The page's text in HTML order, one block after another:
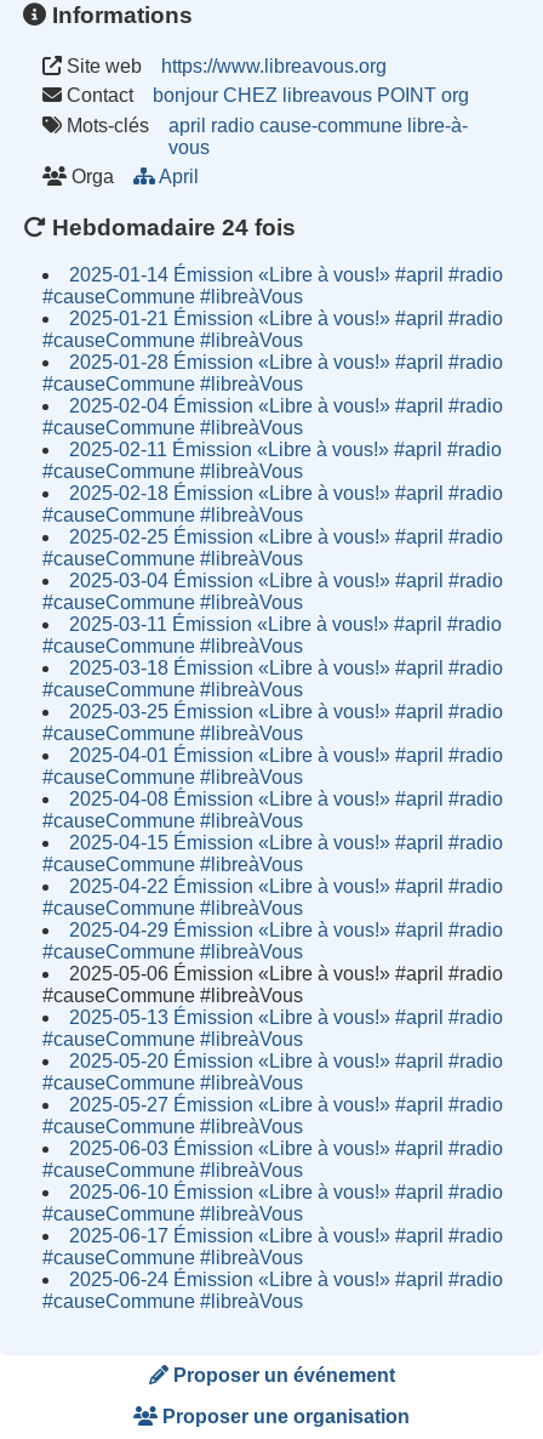
Informations
Site web
https://www.libreavous.org
Contact
bonjour CHEZ libreavous POINT org
Mots-clés
april radio cause-commune libre-à-
vous
Orga
April
Hebdomadaire 24 fois
2025-01-14 Émission «Libre à vous!» #april #radio
#causeCommune #libreàVous
2025-01-21 Émission «Libre à vous!» #april #radio
#causeCommune #libreàVous
2025-01-28 Émission «Libre à vous!» #april #radio
#causeCommune #libreàVous
2025-02-04 Émission «Libre à vous!» #april #radio
#causeCommune #libreàVous
2025-02-11 Émission «Libre à vous!» #april #radio
#causeCommune #libreàVous
2025-02-18 Émission «Libre à vous!» #april #radio
#causeCommune #libreàVous
2025-02-25 Émission «Libre à vous!» #april #radio
#causeCommune #libreàVous
2025-03-04 Émission «Libre à vous!» #april #radio
#causeCommune #libreàVous
2025-03-11 Émission «Libre à vous!» #april #radio
#causeCommune #libreàVous
2025-03-18 Émission «Libre à vous!» #april #radio
#causeCommune #libreàVous
2025-03-25 Émission «Libre à vous!» #april #radio
#causeCommune #libreàVous
2025-04-01 Émission «Libre à vous!» #april #radio
#causeCommune #libreàVous
2025-04-08 Émission «Libre à vous!» #april #radio
#causeCommune #libreàVous
2025-04-15 Émission «Libre à vous!» #april #radio
#causeCommune #libreàVous
2025-04-22 Émission «Libre à vous!» #april #radio
#causeCommune #libreàVous
2025-04-29 Émission «Libre à vous!» #april #radio
#causeCommune #libreàVous
2025-05-06 Émission «Libre à vous!» #april #radio
#causeCommune #libreàVous
2025-05-13 Émission «Libre à vous!» #april #radio
#causeCommune #libreàVous
2025-05-20 Émission «Libre à vous!» #april #radio
#causeCommune #libreàVous
2025-05-27 Émission «Libre à vous!» #april #radio
#causeCommune #libreàVous
2025-06-03 Émission «Libre à vous!» #april #radio
#causeCommune #libreàVous
2025-06-10 Émission «Libre à vous!» #april #radio
#causeCommune #libreàVous
2025-06-17 Émission «Libre à vous!» #april #radio
#causeCommune #libreàVous
2025-06-24 Émission «Libre à vous!» #april #radio
#causeCommune #libreàVous
Proposer un événement
Proposer une organisation